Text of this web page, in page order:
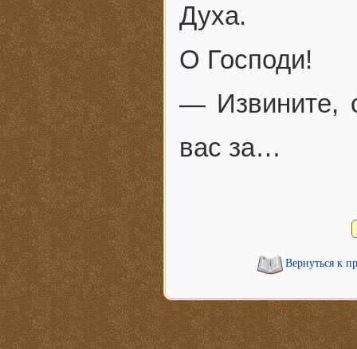
Духа.
О Господи!
— Извините,
вас за…
Вернуться к